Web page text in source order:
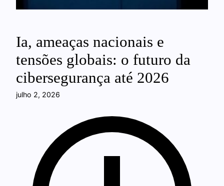
Ia, ameaças nacionais e
tensões globais: o futuro da
cibersegurança até 2026
julho 2, 2026